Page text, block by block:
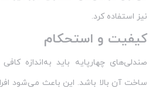
نیز استفاده کرد.
کیفیت و استحکام
صندلی‌های چهارپایه باید به‌اندازه
ساخت آن بالا باشد. این باعث می‌شود